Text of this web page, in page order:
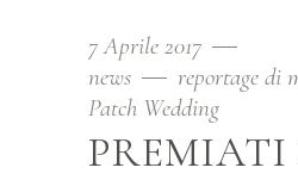
7 Aprile 2017
news
reportage di
Patch Wedding